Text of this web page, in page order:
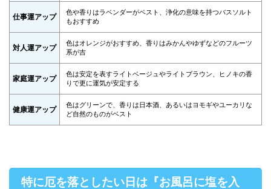
仕事運アップ
色や香りはラベンダーがベスト、浄化の意味を持つバスソルト
もおすすめ
対人運アップ
色はオレンジがおすすめ、香りはみかんやゆずなどのフルーツ
系が吉
家庭運アップ
色は安定を表すライトベージュやライトブラウン、ヒノキの香
りで更に運気が安定する
健康運アップ
色はグリーンで、香りは日本酒、あるいはヨモギやユーカリな
ど自然のものがベスト
特に厄を落としたい日は『お風呂に塩を入